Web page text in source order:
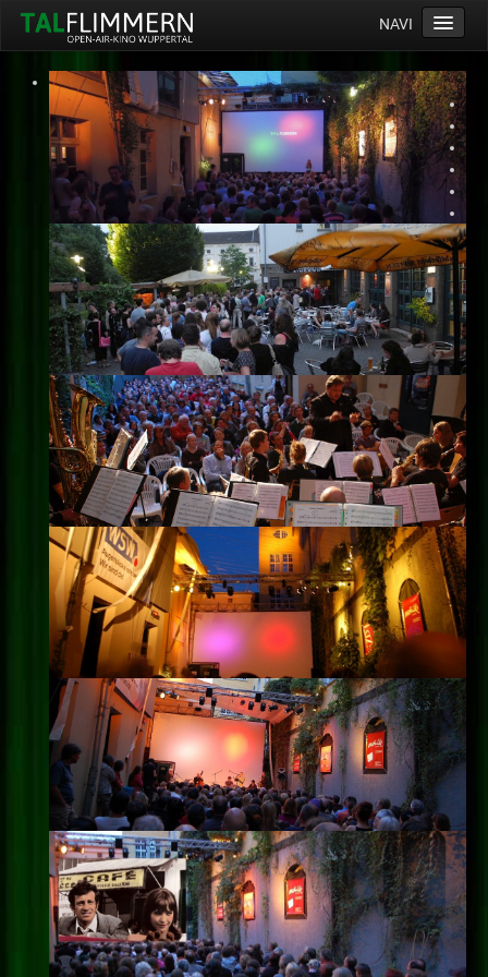
NAVI
Home
Programm
Service
Ticketinfos
Ort
Anreise
Wetter
Kinogutschein
Konzept
Archiv
Kontakt
Impressum
Datenschutz